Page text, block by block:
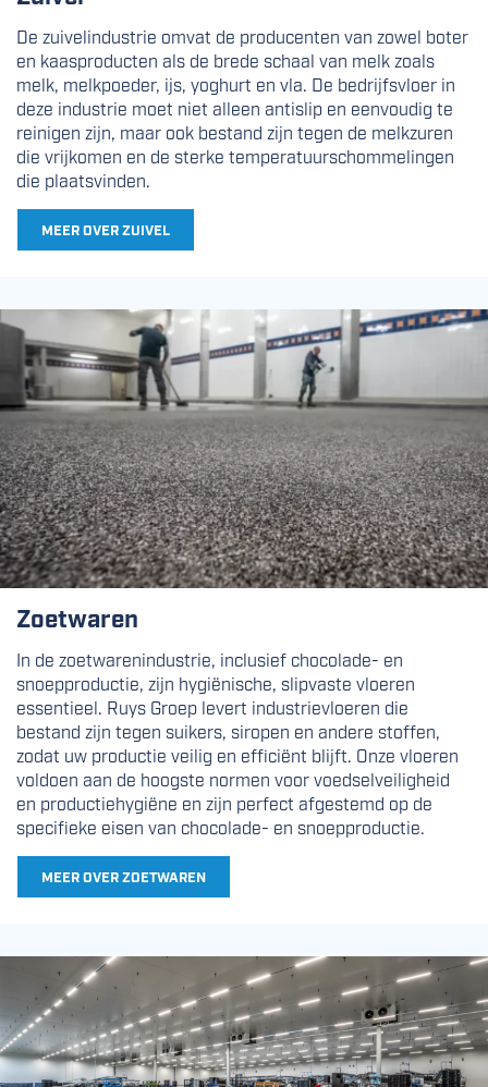
De zuivelindustrie omvat de producenten van zowel boter
en kaasproducten als de brede schaal van melk zoals
melk, melkpoeder, ijs, yoghurt en vla. De bedrijfsvloer in
deze industrie moet niet alleen antislip en eenvoudig te
reinigen zijn, maar ook bestand zijn tegen de melkzuren
die vrijkomen en de sterke temperatuurschommelingen
die plaatsvinden.
MEER OVER ZUIVEL
Zoetwaren
In de zoetwarenindustrie, inclusief chocolade- en
snoepproductie, zijn hygiënische, slipvaste vloeren
essentieel. Ruys Groep levert industrievloeren die
bestand zijn tegen suikers, siropen en andere stoffen,
zodat uw productie veilig en efficiënt blijft. Onze vloeren
voldoen aan de hoogste normen voor voedselveiligheid
en productiehygiëne en zijn perfect afgestemd op de
specifieke eisen van chocolade- en snoepproductie.
MEER OVER ZOETWAREN